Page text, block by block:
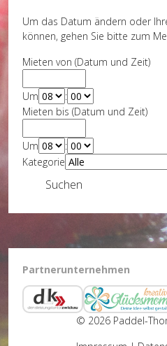
Um das Datum ändern oder
können, gehen Sie bitte zum
Mieten von (Datum und Zeit)
Um
:
Mieten bis (Datum und Zeit)
Um
:
Kategorie
Suchen
Partnerunternehmen
© 2026 Paddel-